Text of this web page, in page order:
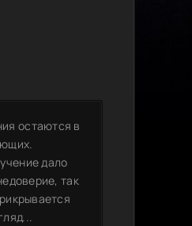
остаются в
дало
так